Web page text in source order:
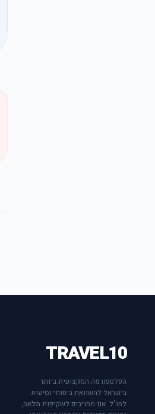
TRAVEL10
הפלטפורמה המקצועית ביותר
בישראל להשוואת ביטוחי נסיעות
לחו"ל. אנו מחויבים לשקיפות מלאה,